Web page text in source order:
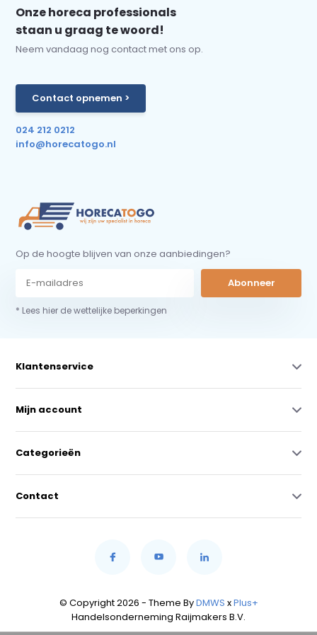
Onze horeca professionals
staan u graag te woord!
Neem vandaag nog contact met ons op.
Contact opnemen >
024 212 0212
info@horecatogo.nl
Op de hoogte blijven van onze aanbiedingen?
Abonneer
* Lees hier de wettelijke beperkingen
Klantenservice
Mijn account
Categorieën
Contact
© Copyright 2026 - Theme ByDMWS xPlus+
Handelsonderneming Raijmakers B.V.